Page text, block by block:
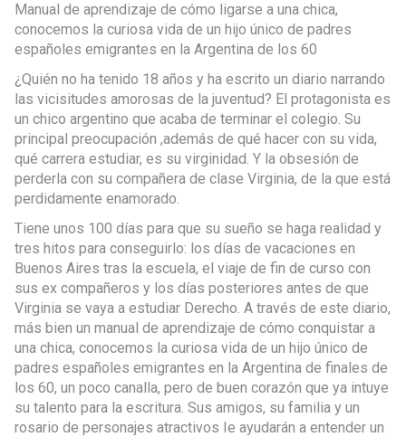
Manual de aprendizaje de cómo ligarse a una chica,
conocemos la curiosa vida de un hijo único de padres
españoles emigrantes en la Argentina de los 60
¿Quién no ha tenido 18 años y ha escrito un diario narrando
las vicisitudes amorosas de la juventud? El protagonista es
un chico argentino que acaba de terminar el colegio. Su
principal preocupación ,además de qué hacer con su vida,
qué carrera estudiar, es su virginidad. Y la obsesión de
perderla con su compañera de clase Virginia, de la que está
perdidamente enamorado.
Tiene unos 100 días para que su sueño se haga realidad y
tres hitos para conseguirlo: los días de vacaciones en
Buenos Aires tras la escuela, el viaje de fin de curso con
sus ex compañeros y los días posteriores antes de que
Virginia se vaya a estudiar Derecho. A través de este diario,
más bien un manual de aprendizaje de cómo conquistar a
una chica, conocemos la curiosa vida de un hijo único de
padres españoles emigrantes en la Argentina de finales de
los 60, un poco canalla, pero de buen corazón que ya intuye
su talento para la escritura. Sus amigos, su familia y un
rosario de personajes atractivos Ie ayudarán a entender un